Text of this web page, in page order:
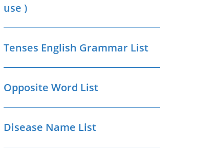
use )
Tenses English Grammar List
Opposite Word List
Disease Name List